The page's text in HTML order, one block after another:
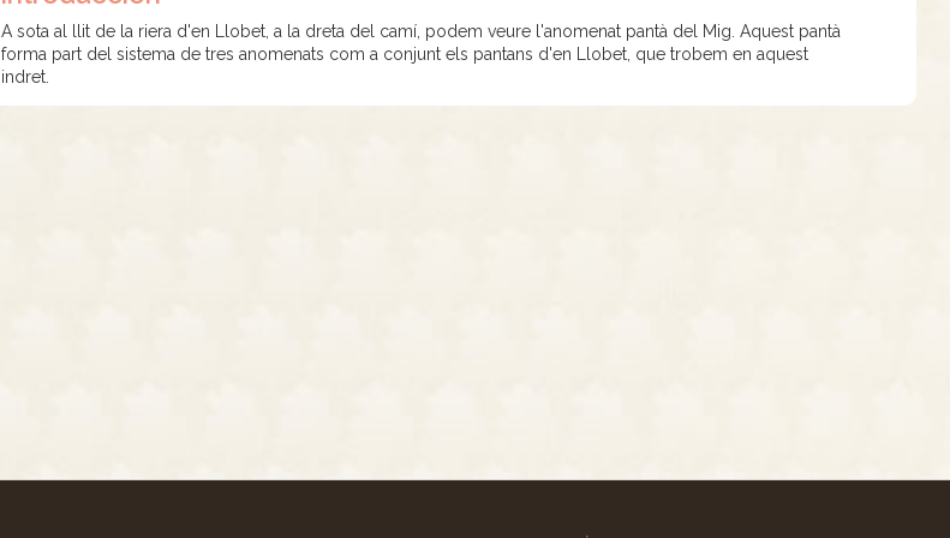
A sota al llit de la riera d'en Llobet, a la dreta del camí, podem veure l'anomenat pantà del Mig. Aquest pantà
forma part del sistema de tres anomenats com a conjunt els pantans d'en Llobet, que trobem en aquest
indret.